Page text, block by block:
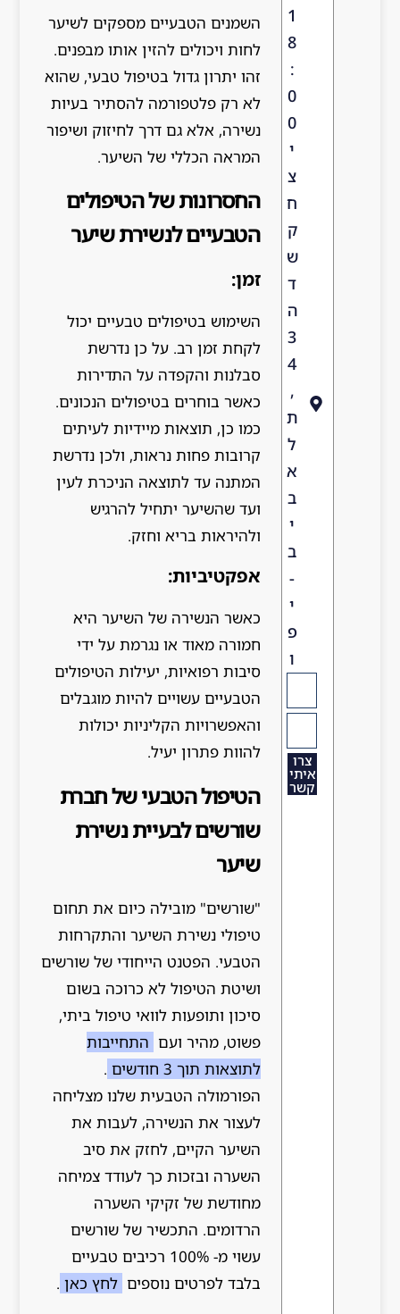
1
8
:
0
0
י
צ
ח
ק
ש
ד
ה
3
4
,
ת
ל
א
ב
י
ב
-
י
פ
ו
צרו
איתי
קשר
השמנים הטבעיים מספקים לשיער
לחות ויכולים להזין אותו מבפנים.
זהו יתרון גדול בטיפול טבעי, שהוא
לא רק פלטפורמה להסתיר בעיות
נשירה, אלא גם דרך לחיזוק ושיפור
המראה הכללי של השיער.
החסרונות של הטיפולים
הטבעיים לנשירת שיער
זמן:
השימוש בטיפולים טבעיים יכול
לקחת זמן רב. על כן נדרשת
סבלנות והקפדה על התדירות
כאשר בוחרים בטיפולים הנכונים.
כמו כן, תוצאות מיידיות לעיתים
קרובות פחות נראות, ולכן נדרשת
המתנה עד לתוצאה הניכרת לעין
ועד שהשיער יתחיל להרגיש
ולהיראות בריא וחזק.
אפקטיביות:
כאשר הנשירה של השיער היא
חמורה מאוד או נגרמת על ידי
סיבות רפואיות, יעילות הטיפולים
הטבעיים עשויים להיות מוגבלים
והאפשרויות הקליניות יכולות
להוות פתרון יעיל.
הטיפול הטבעי של חברת
שורשים לבעיית נשירת
שיער
"שורשים" מובילה כיום את תחום
טיפולי נשירת השיער והתקרחות
הטבעי. הפטנט הייחודי של שורשים
ושיטת הטיפול לא כרוכה בשום
סיכון ותופעות לוואי טיפול ביתי,
פשוט, מהיר ועם התחייבות
לתוצאות תוך 3 חודשים
.
הפורמולה הטבעית שלנו מצליחה
לעצור את הנשירה, לעבות את
השיער הקיים, לחזק את סיב
השערה ובזכות כך לעודד צמיחה
מחודשת של זקיקי השערה
הרדומים. התכשיר של שורשים
עשוי מ- 100% רכיבים טבעיים
בלבד לפרטים נוספים לחץ כאן .